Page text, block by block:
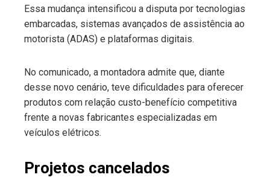
Essa mudança intensificou a disputa por tecnologias
embarcadas, sistemas avançados de assistência ao
motorista (ADAS) e plataformas digitais.
No comunicado, a montadora admite que, diante
desse novo cenário, teve dificuldades para oferecer
produtos com relação custo-benefício competitiva
frente a novas fabricantes especializadas em
veículos elétricos.
Projetos cancelados